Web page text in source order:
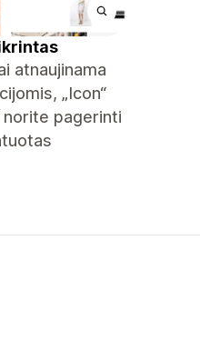
atnaujinama
„Icon“
pagerinti